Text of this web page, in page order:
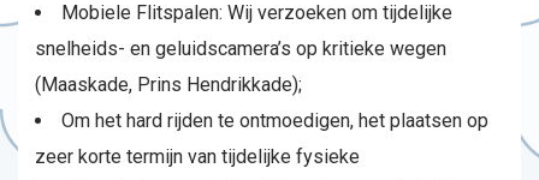
Mobiele Flitspalen: Wij verzoeken om tijdelijke
snelheids- en geluidscamera’s op kritieke wegen
(Maaskade, Prins Hendrikkade);
Om het hard rijden te ontmoedigen, het plaatsen op
zeer korte termijn van tijdelijke fysieke